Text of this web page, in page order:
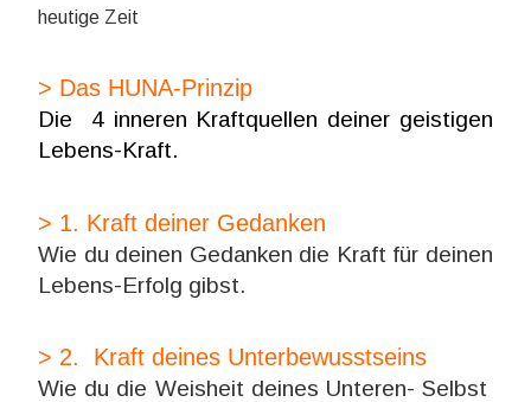
heutige Zeit
> Das HUNA-Prinzip
Die 4 inneren Kraftquellen deiner geistigen
Lebens-Kraft.
> 1. Kraft deiner Gedanken
Wie du deinen Gedanken die Kraft für deinen
Lebens-Erfolg gibst.
> 2. Kraft deines Unterbewusstseins
Wie du die Weisheit deines Unteren- Selbst